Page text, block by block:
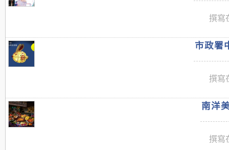
撰寫
市政署
撰寫
南洋
撰寫